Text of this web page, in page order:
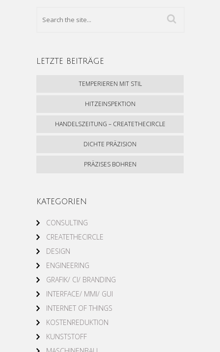
LETZTE BEITRÄGE
TEMPERIEREN MIT STIL
HITZEINSPEKTION
HANDELSZEITUNG – CREATETHECIRCLE
DICHTE PRÄZISION
PRÄZISES BOHREN
KATEGORIEN
CONSULTING
CREATETHECIRCLE
DESIGN
ENGINEERING
GRAFIK/ CI/ BRANDING
INTERFACE/ MMI/ GUI
INTERNET OF THINGS
KOSTENREDUKTION
KUNSTSTOFF